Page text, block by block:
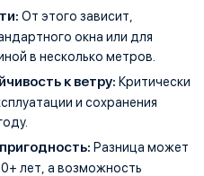
От этого зависит,
окна или для
в несколько метров.
к ветру: Критически
и сохранения
Разница может
лет, а возможность